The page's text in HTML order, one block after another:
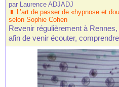
par Laurence ADJADJ
L’art de passer de «hypnose et
selon Sophie Cohen
Revenir régulièrement à
afin de venir écouter,